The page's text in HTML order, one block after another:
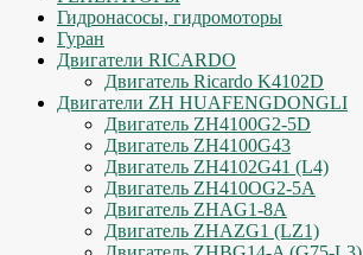
Гидронасосы, гидромоторы
Гуран
Двигатели RICARDO
Двигатель Ricardo K4102D
Двигатели ZH HUAFENGDONGLI
Двигатель ZH4100G2-5D
Двигатель ZH4100G43
Двигатель ZH4102G41 (L4)
Двигатель ZH410OG2-5A
Двигатель ZHAG1-8A
Двигатель ZHAZG1 (LZ1)